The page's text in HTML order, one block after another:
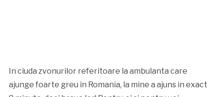
In ciuda zvonurilor referitoare la ambulanta care
ajunge foarte greu in Romania, la mine a ajuns in exact